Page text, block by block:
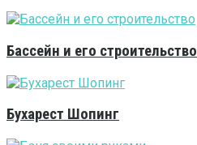
Бассейн и его строительство
Бухарест Шопинг